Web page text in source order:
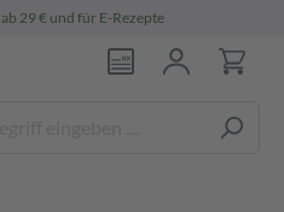
ab 29 € und für E-Rezepte